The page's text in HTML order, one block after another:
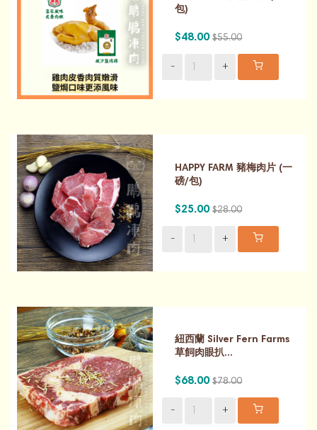
包)
$48.00 $55.00
- +
HAPPY FARM 豬梅肉片 (一
磅/包)
$25.00 $28.00
- +
紐西蘭 Silver Fern Farms
草飼肉眼扒...
$68.00 $78.00
- +